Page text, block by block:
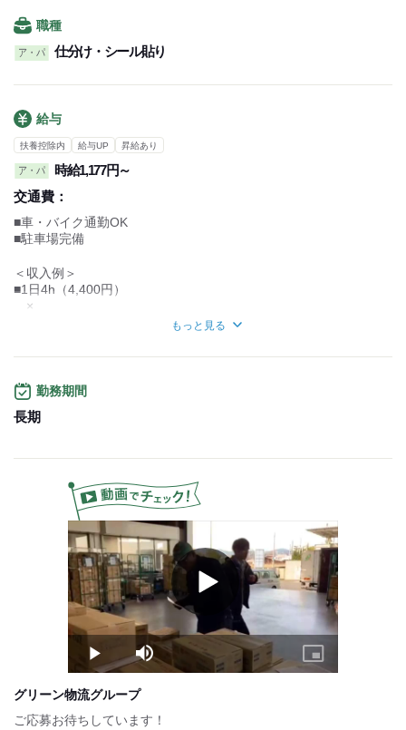
→16:00～24:00
→21:00～25:00
職種
ア・パ 仕分け・シール貼り
給与
扶養控除内 給与UP 昇給あり
ア・パ
時給1,177円～
交通費：
■車・バイク通勤OK
■駐車場完備
＜収入例＞
■1日4h（4,400円）
×
週3勤務（月4週換算で計算）
■1日6h（6,600円）
×
週5勤務（月4週換算で計算）
もっと見る
勤務期間
長期
Play
Play Mute
Picture-
in-
グリーン物流グループ
ご応募お待ちしています！